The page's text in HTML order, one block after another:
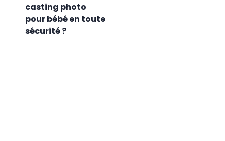
casting photo
pour bébé en toute
sécurité ?